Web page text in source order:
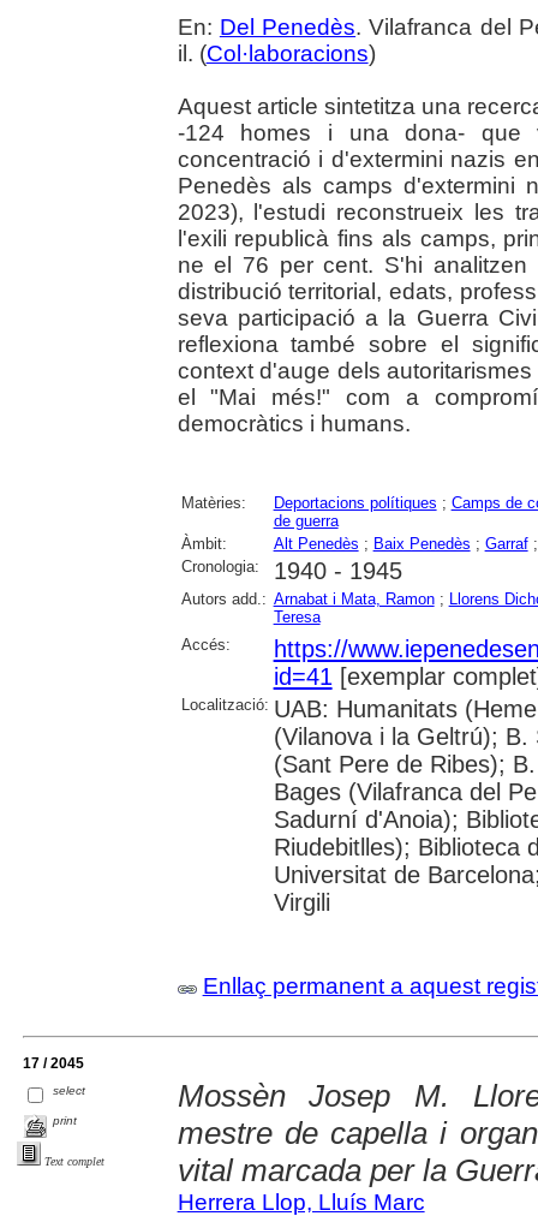
En: Del Penedès. Vilafranca del
il. (Col·laboracions)
Aquest article sintetitza una
-124 homes i una dona- que
concentració i d'extermini nazis
Penedès als camps d'extermini
2023), l'estudi reconstrueix les
l'exili republicà fins als camps,
ne el 76 per cent. S'hi
distribució territorial, edats,
seva participació a la Guerra
reflexiona també sobre el
context d'auge dels
el "Mai més!" com a
democràtics i humans.
Matèries: Deportacions polítiques ; Camps de
de guerra
Àmbit:
Alt Penedès ; Baix Penedès ; Garraf
Cronologia:
1940 - 1945
Autors add.: Arnabat i Mata, Ramon;
Llorens
Teresa
Accés:
https://
id=41 [exemplar
Localització: UAB: Humanitats
(Vilanova i la Geltrú);
(Sant Pere de Ribes);
Bages (Vilafranca del
Sadurní d'Anoia);
Riudebitlles); Biblioteca
Universitat de
Virgili
Enllaç permanent a aquest
17 / 2045
select
print
Text complet
Mossèn Josep M.
mestre de capella i
vital marcada per la
Herrera Llop, Lluís Marc